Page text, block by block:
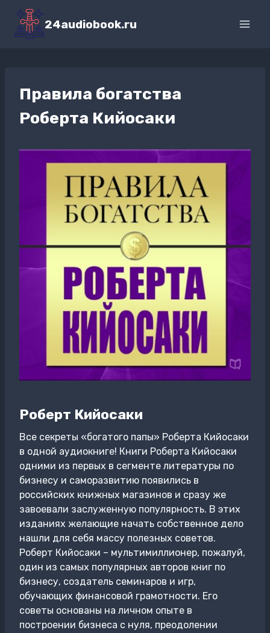
Перейти
содержимому
24audiobook.ru
Правила богатства
Роберта Кийосаки
Роберт Кийосаки
Все секреты «богатого папы» Роберта Кийосаки
в одной аудиокниге! Книги Роберта Кийосаки
одними из первых в сегменте литературы по
бизнесу и саморазвитию появились в
российских книжных магазинов и сразу же
завоевали заслуженную популярность. В этих
изданиях желающие начать собственное дело
нашли для себя массу полезных советов.
Роберт Кийосаки – мультимиллионер, пожалуй,
один из самых популярных авторов книг по
бизнесу, создатель семинаров и игр,
обучающих финансовой грамотности. Его
советы основаны на личном опыте в
построении бизнеса с нуля, преодолении